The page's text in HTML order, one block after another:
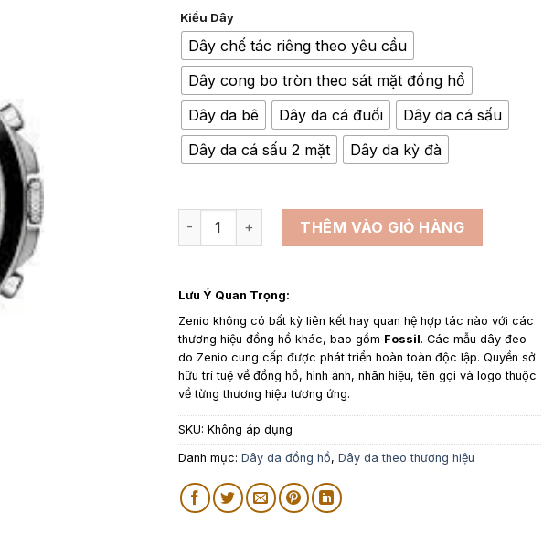
từ
350,000₫
đến
1,350,000₫
Kiểu Dây
Dây chế tác riêng theo yêu cầu
Dây cong bo tròn theo sát mặt đồng hồ
Dây da bê
Dây da cá đuối
Dây da cá sấu
Dây da cá sấu 2 mặt
Dây da kỳ đà
Dây đồng hồ Fossil số lượngTHÊM VÀO GIỎ HÀNG
Lưu Ý Quan Trọng:
Zenio không có bất kỳ liên kết hay quan hệ hợp tác nào với các
thương hiệu đồng hồ khác, bao gồm Fossil. Các mẫu dây đeo
do Zenio cung cấp được phát triển hoàn toàn độc lập. Quyền sở
hữu trí tuệ về đồng hồ, hình ảnh, nhãn hiệu, tên gọi và logo thuộc
về từng thương hiệu tương ứng.
SKU: Không áp dụng
Danh mục: Dây da đồng hồ, Dây da theo thương hiệu